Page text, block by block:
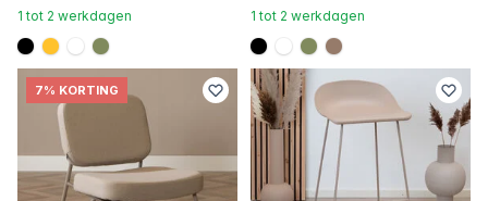
1 tot 2 werkdagen
#000000
#ffc22c
#FFFFFF
#808a5d
1 tot 2 werkdagen
#000000
#FFFFFF
#808a5d
#967b6a
7% KORTING